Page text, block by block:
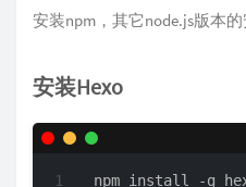
安装npm，其它node.js版本的
安装Hexo
npm install -g